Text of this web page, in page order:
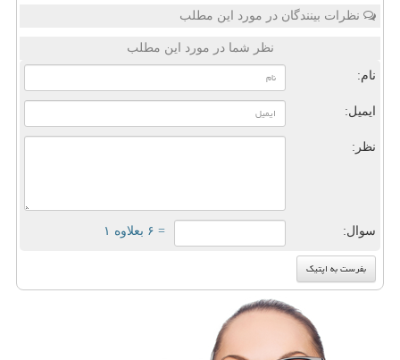
نظرات بینندگان در مورد این مطلب
نظر شما در مورد این مطلب
نام:
ایمیل:
نظر:
سوال: = ۶ بعلاوه ۱